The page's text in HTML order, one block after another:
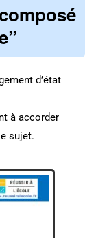
d’état
à accorder
sujet.